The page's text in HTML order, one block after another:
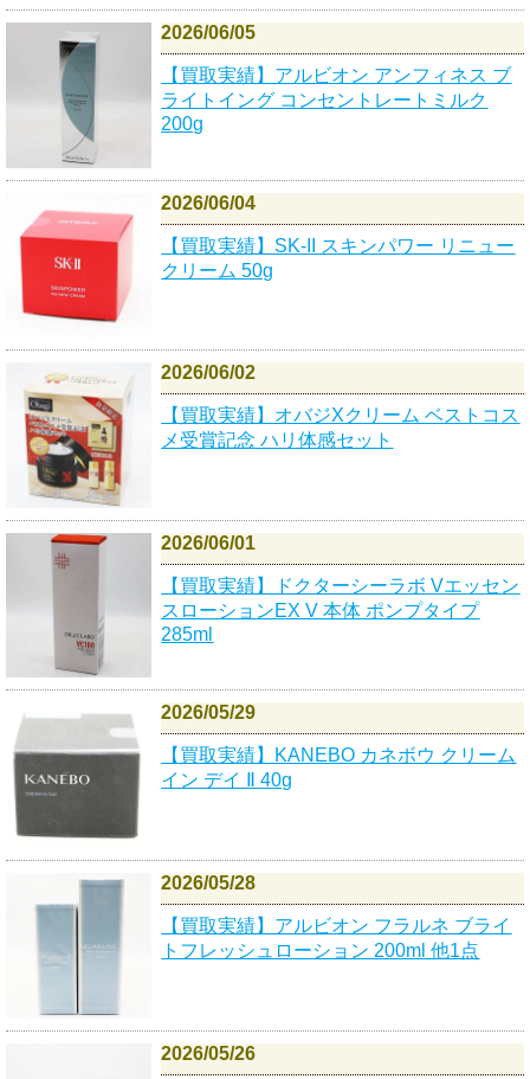
2026/06/05
【買取実績】アルビオン アンフィネス ブ
ライトイング コンセントレートミルク
200g
2026/06/04
【買取実績】SK-II スキンパワー リニュー
クリーム 50g
2026/06/02
【買取実績】オバジXクリーム ベストコス
メ受賞記念 ハリ体感セット
2026/06/01
【買取実績】ドクターシーラボ Vエッセン
スローションEX V 本体 ポンプタイプ
285ml
2026/05/29
【買取実績】KANEBO カネボウ クリーム
イン デイ Ⅱ 40g
2026/05/28
【買取実績】アルビオン フラルネ ブライ
トフレッシュローション 200ml 他1点
2026/05/26